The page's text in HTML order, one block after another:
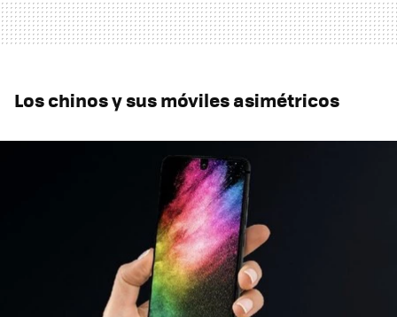
Los chinos y sus móviles asimétricos